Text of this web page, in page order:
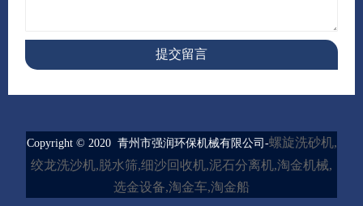
提交留言
Copyright © 2020 青州市强润环保机械有限公司-螺旋洗砂机,
绞龙洗沙机,脱水筛,细沙回收机,泥石分离机,淘金机械,
选金设备,淘金车,淘金船